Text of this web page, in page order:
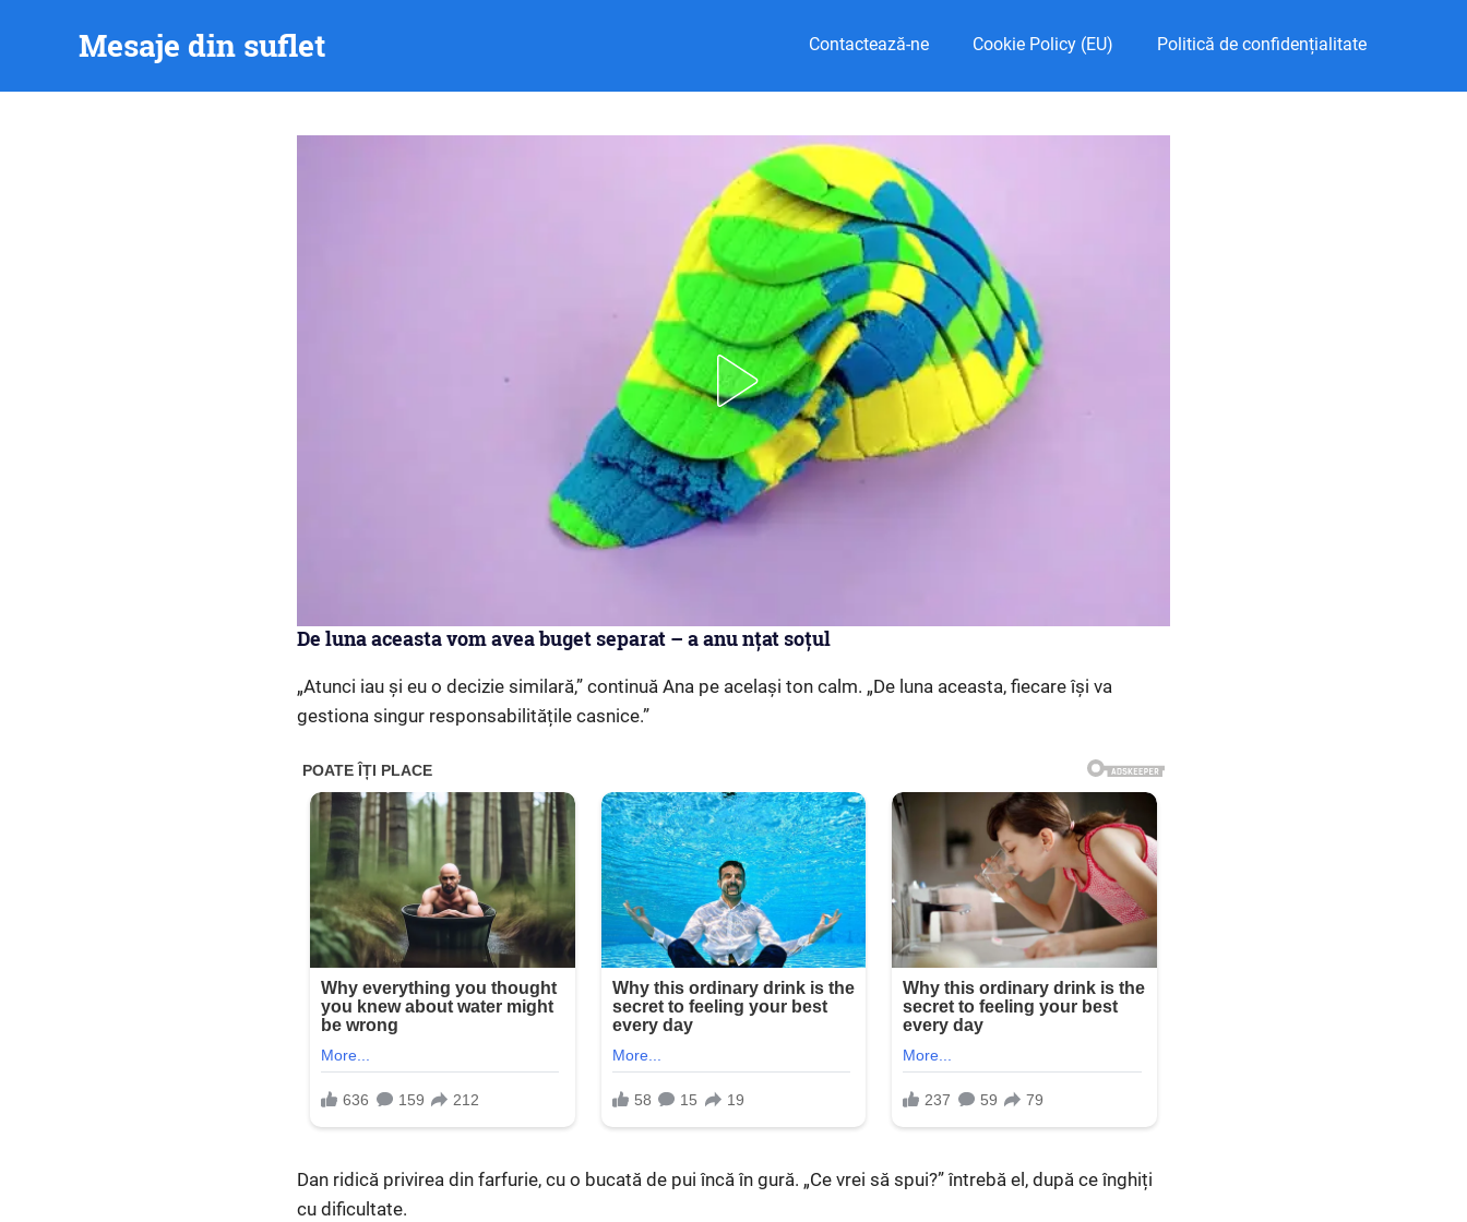
Mesaje din suflet Contactează-ne Cookie Policy (EU) Politică de confidențialitate
De luna aceasta vom avea buget separat – a anu nțat soțul
„Atunci iau și eu o decizie similară,” continuă Ana pe același ton calm. „De luna aceasta, fiecare își va
gestiona singur responsabilitățile casnice.”
Dan ridică privirea din farfurie, cu o bucată de pui încă în gură. „Ce vrei să spui?” întrebă el, după ce înghiți
cu dificultate.